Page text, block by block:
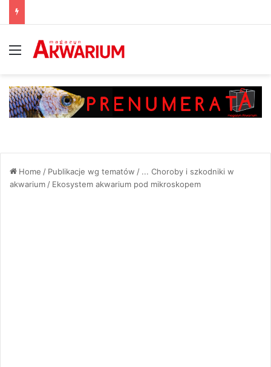
Menu
Home / Publikacje wg tematów / ... Choroby i szkodniki w
akwarium/ Ekosystem akwarium pod mikroskopem